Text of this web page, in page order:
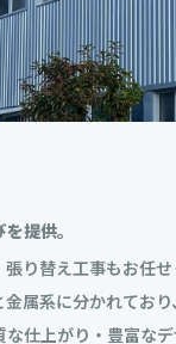
提供。
り替え工事もお任せ
属系に分かれてお
仕上がり・豊富なデ